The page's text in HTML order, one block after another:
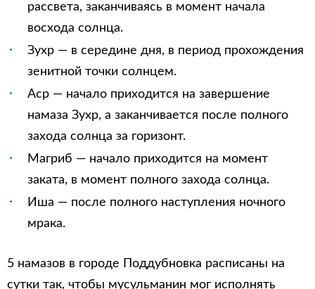
рассвета, заканчиваясь в момент начала
восхода солнца.
Зухр — в середине дня, в период прохождения
зенитной точки солнцем.
Аср — начало приходится на завершение
намаза Зухр, а заканчивается после полного
захода солнца за горизонт.
Магриб — начало приходится на момент
заката, в момент полного захода солнца.
Иша — после полного наступления ночного
мрака.
5 намазов в городе Поддубновка расписаны на
сутки так, чтобы мусульманин мог исполнять